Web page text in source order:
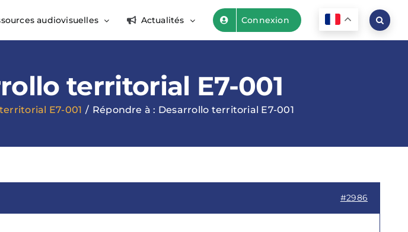
audiovisuelles Actualités Connexion
territorial E7-001
E7-001 Répondre à : Desarrollo territorial E7-001
#2986